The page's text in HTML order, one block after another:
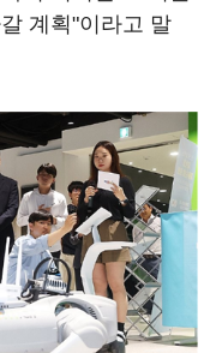
계획"이라고 말